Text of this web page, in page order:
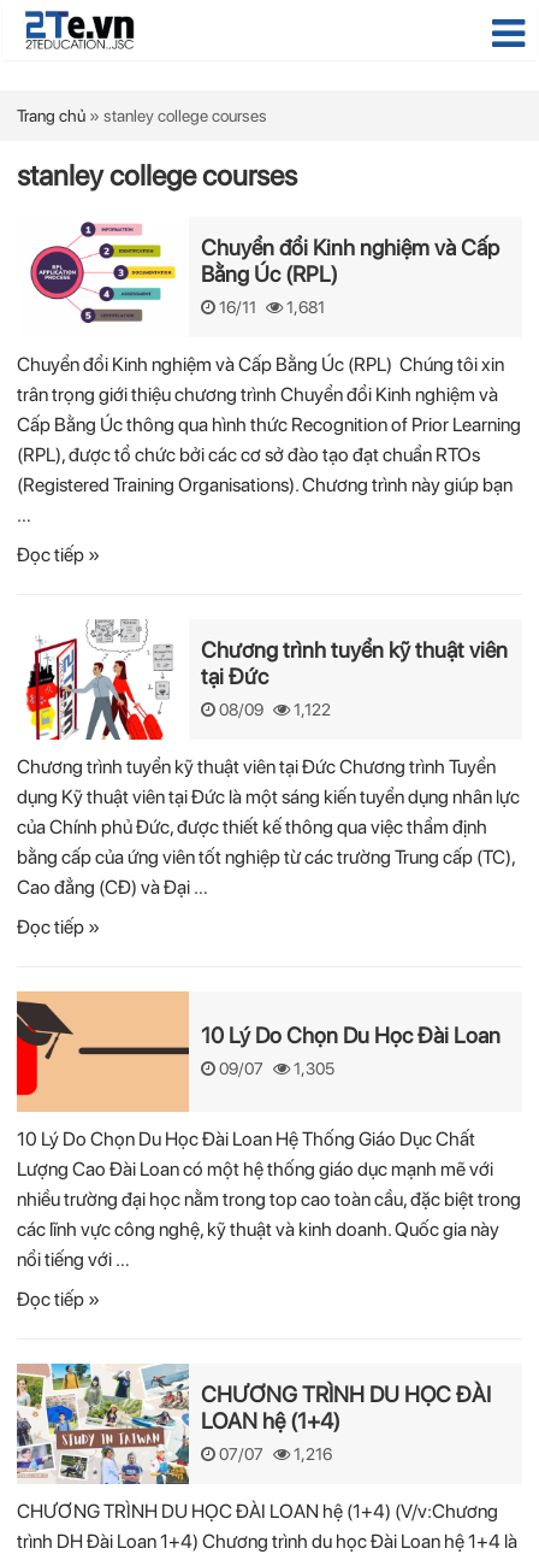
Trang chủ » stanley college courses
stanley college courses
Chuyển đổi Kinh nghiệm và Cấp
Bằng Úc (RPL)
16/11 1,681
Chuyển đổi Kinh nghiệm và Cấp Bằng Úc (RPL) Chúng tôi xin
trân trọng giới thiệu chương trình Chuyển đổi Kinh nghiệm và
Cấp Bằng Úc thông qua hình thức Recognition of Prior Learning
(RPL), được tổ chức bởi các cơ sở đào tạo đạt chuẩn RTOs
(Registered Training Organisations). Chương trình này giúp bạn
…
Đọc tiếp »
Chương trình tuyển kỹ thuật viên
tại Đức
08/09 1,122
Chương trình tuyển kỹ thuật viên tại Đức Chương trình Tuyển
dụng Kỹ thuật viên tại Đức là một sáng kiến tuyển dụng nhân lực
của Chính phủ Đức, được thiết kế thông qua việc thẩm định
bằng cấp của ứng viên tốt nghiệp từ các trường Trung cấp (TC),
Cao đẳng (CĐ) và Đại …
Đọc tiếp »
10 Lý Do Chọn Du Học Đài Loan
09/07 1,305
10 Lý Do Chọn Du Học Đài Loan Hệ Thống Giáo Dục Chất
Lượng Cao Đài Loan có một hệ thống giáo dục mạnh mẽ với
nhiều trường đại học nằm trong top cao toàn cầu, đặc biệt trong
các lĩnh vực công nghệ, kỹ thuật và kinh doanh. Quốc gia này
nổi tiếng với …
Đọc tiếp »
CHƯƠNG TRÌNH DU HỌC ĐÀI
LOAN hệ (1+4)
07/07 1,216
CHƯƠNG TRÌNH DU HỌC ĐÀI LOAN hệ (1+4) (V/v:Chương
trình DH Đài Loan 1+4) Chương trình du học Đài Loan hệ 1+4 là